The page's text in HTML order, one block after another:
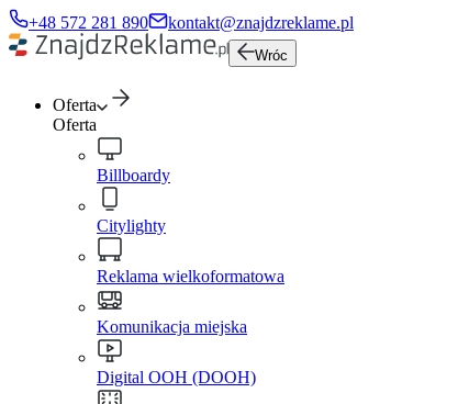
+48 572 281 890 kontakt@znajdzreklame.pl
Wróc
Oferta
Oferta
Billboardy
Citylighty
Reklama wielkoformatowa
Komunikacja miejska
Digital OOH (DOOH)